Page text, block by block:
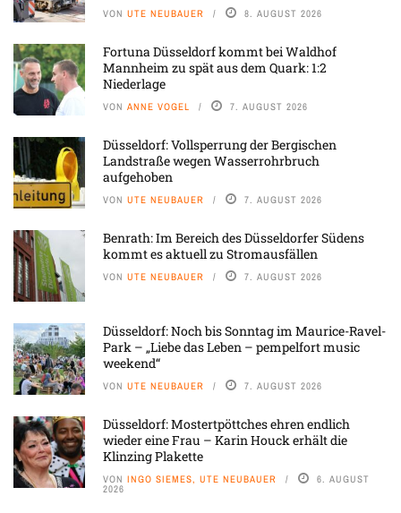
VON UTE NEUBAUER 8. AUGUST 2026
Fortuna Düsseldorf kommt bei Waldhof
Mannheim zu spät aus dem Quark: 1:2
Niederlage
VON ANNE VOGEL 7. AUGUST 2026
Düsseldorf: Vollsperrung der Bergischen
Landstraße wegen Wasserrohrbruch
aufgehoben
VON UTE NEUBAUER 7. AUGUST 2026
Benrath: Im Bereich des Düsseldorfer Südens
kommt es aktuell zu Stromausfällen
VON UTE NEUBAUER 7. AUGUST 2026
Düsseldorf: Noch bis Sonntag im Maurice-Ravel-
Park – „Liebe das Leben – pempelfort music
weekend“
VON UTE NEUBAUER 7. AUGUST 2026
Düsseldorf: Mostertpöttches ehren endlich
wieder eine Frau – Karin Houck erhält die
Klinzing Plakette
VON INGO SIEMES, UTE NEUBAUER 6. AUGUST
2026